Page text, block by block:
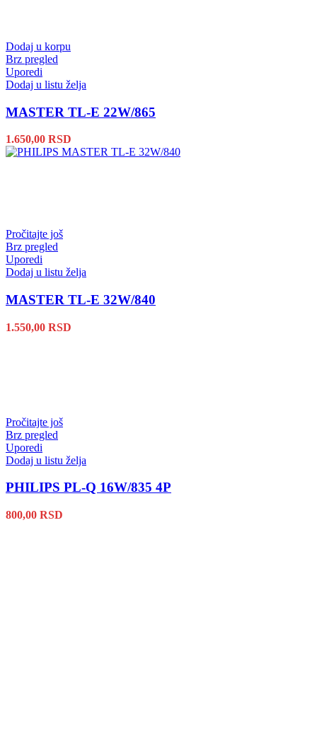
Dodaj u korpu
Brz pregled
Uporedi
Dodaj u listu želja
MASTER TL-E 22W/865
1.650,00 RSD
Pročitajte još
Brz pregled
Uporedi
Dodaj u listu želja
MASTER TL-E 32W/840
1.550,00 RSD
Pročitajte još
Brz pregled
Uporedi
Dodaj u listu želja
PHILIPS PL-Q 16W/835 4P
800,00 RSD